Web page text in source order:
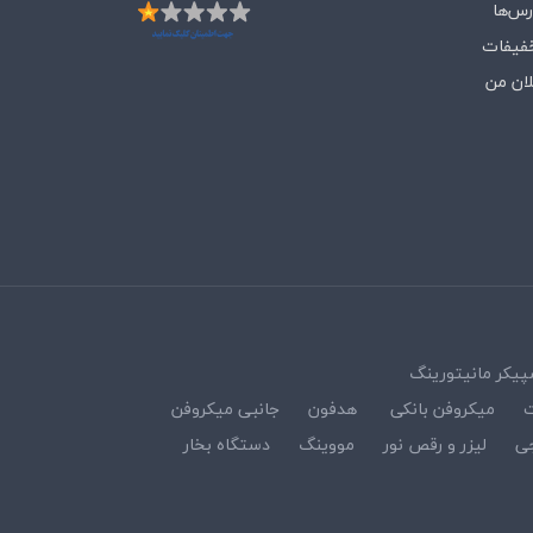
من
مانیتورینگ
میکروفن بانکی هدفون
جانبی میکروفن
لیزر و رقص نور مووینگ دستگاه بخار